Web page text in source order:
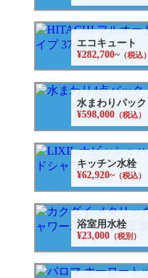
エコキュート
¥282,700~（税込）
水まわりパック
¥598,000 （税込）
キッチン水栓
¥62,920~（税込）
浴室用水栓
¥23,000 （税別）